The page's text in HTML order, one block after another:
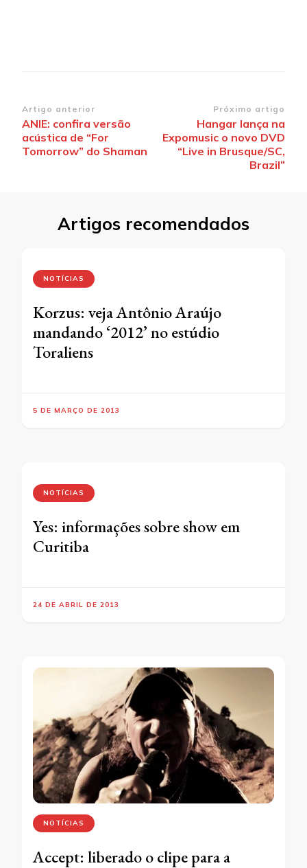
Navegação
de
post
Artigo anterior
ANIE: confira versão
acústica de “For
Tomorrow” do Shaman
Próximo artigo
Hangar lança na
Expomusic o novo DVD
“Live in Brusque/SC,
Brazil”
Artigos recomendados
NOTÍCIAS
Korzus: veja Antônio Araújo
mandando ‘2012’ no estúdio
Toraliens
5 DE MARÇO DE 2013
NOTÍCIAS
Yes: informações sobre show em
Curitiba
24 DE ABRIL DE 2013
NOTÍCIAS
Accept: liberado o clipe para a